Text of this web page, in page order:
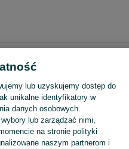
Akcesoria do spania - Koszalin
Karuzele do łóżeczka, ochraniacze, śpiworki i inne akcesoria do spania dla niemowląt, nowe i używane. Zobacz ogłoszenia na OLX.pl. Zobacz
lub uzyskujemy dostęp do
unikalne identyfikatory w
danych osobowych.
lub zarządzać nimi,
na stronie polityki
naszym partnerom i